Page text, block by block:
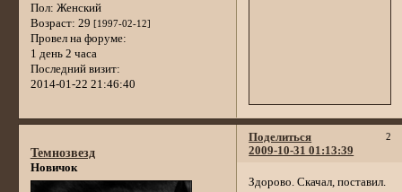
Пол: Женский
Возраст: 29 [1997-02-12]
Провел на форуме:
1 день 2 часа
Последний визит:
2014-01-22 21:46:40
Поделиться 2
2009-10-31 01:13:39
Темнозвезд
Новичок
Здорово. Скачал, поставил.